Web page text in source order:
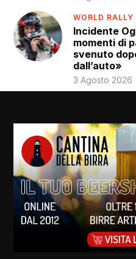
WORLD
Incidente
momenti di
svenuto
dall’auto»
3 Agosto 2026